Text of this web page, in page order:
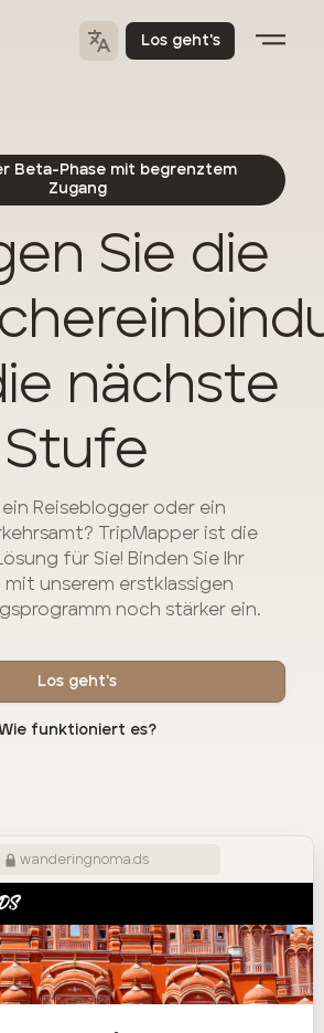
Los geht's
Beta-Phase mit begrenztem
Zugang
Sie die
nächste
Stufe
ein Reiseblogger oder ein
TripMapper ist die
für Sie! Binden Sie Ihr
mit unserem erstklassigen
noch stärker ein.
Los geht's
funktioniert es?
wanderingnoma.ds